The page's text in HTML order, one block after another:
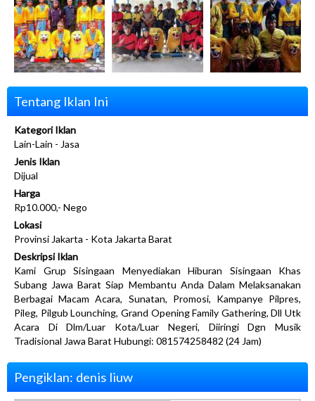
Tentang Iklan Ini
Kategori Iklan
Lain-Lain - Jasa
Jenis Iklan
Dijual
Harga
Rp10.000,- Nego
Lokasi
Provinsi Jakarta - Kota Jakarta Barat
Deskripsi Iklan
Kami Grup Sisingaan Menyediakan Hiburan Sisingaan Khas
Subang Jawa Barat Siap Membantu Anda Dalam Melaksanakan
Berbagai Macam Acara, Sunatan, Promosi, Kampanye Pilpres,
Pileg, Pilgub Lounching, Grand Opening Family Gathering, Dll Utk
Acara Di Dlm/Luar Kota/Luar Negeri, Diiringi Dgn Musik
Tradisional Jawa Barat Hubungi: 081574258482 (24 Jam)
Pengiklan: denis liuw